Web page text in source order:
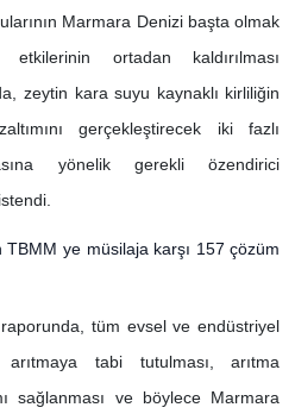
Marmara Denizi başta olmak
ortadan kaldırılması
zeytin kara suyu kaynaklı kirliliğin
gerçekleştirecek iki fazlı
yönelik gerekli özendirici
tüm evsel ve endüstriyel
tabi tutulması, arıtma
sağlanması ve böylece Marmara